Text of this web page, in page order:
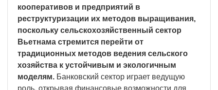
кооперативов и предприятий в
реструктуризации их методов выращивания,
поскольку сельскохозяйственный сектор
Вьетнама стремится перейти от
традиционных методов ведения сельского
хозяйства к устойчивым и экологичным
моделям. Банковский сектор играет ведущую
роль, открывая финансовые возможности для